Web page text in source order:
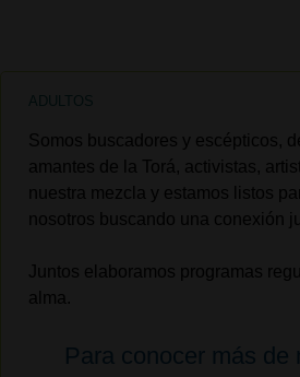
ADULTOS
Somos buscadores y escépticos,
amantes de la Torá, activistas,
nuestra mezcla y estamos listos
nosotros buscando una conexión
Juntos elaboramos programas
alma.
Para conocer más